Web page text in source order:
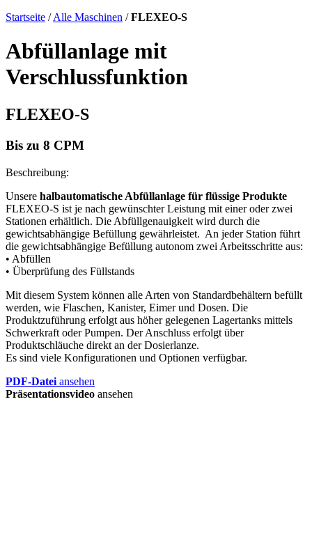
Startseite /Alle Maschinen /FLEXEO-S
Abfüllanlage mit
Verschlussfunktion
FLEXEO-S
Bis zu 8 CPM
Beschreibung:
Unsere halbautomatische Abfüllanlage für flüssige Produkte
FLEXEO-S ist je nach gewünschter Leistung mit einer oder zwei
Stationen erhältlich. Die Abfüllgenauigkeit wird durch die
gewichtsabhängige Befüllung gewährleistet. An jeder Station führt
die gewichtsabhängige Befüllung autonom zwei Arbeitsschritte aus:
• Abfüllen
• Überprüfung des Füllstands
Mit diesem System können alle Arten von Standardbehältern befüllt
werden, wie Flaschen, Kanister, Eimer und Dosen. Die
Produktzuführung erfolgt aus höher gelegenen Lagertanks mittels
Schwerkraft oder Pumpen. Der Anschluss erfolgt über
Produktschläuche direkt an der Dosierlanze.
Es sind viele Konfigurationen und Optionen verfügbar.
PDF-Datei ansehen
Präsentationsvideo ansehen